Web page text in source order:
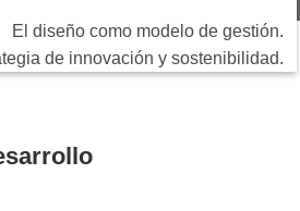
El diseño como modelo de gestión.
de innovación y sostenibilidad.